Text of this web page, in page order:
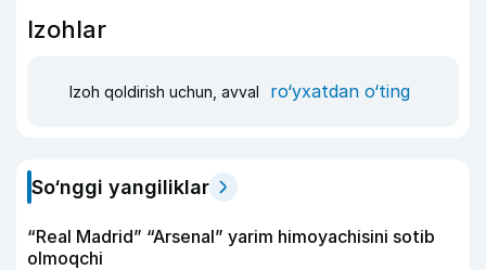
Izohlar
Izoh qoldirish uchun, avval ro‘yxatdan o‘ting
So‘nggi yangiliklar
“Real Madrid” “Arsenal” yarim himoyachisini sotib
olmoqchi